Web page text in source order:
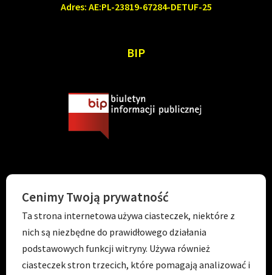
Adres: AE:PL-23819-67284-DETUF-25
BIP
Tel. 71 798 67 99
E-mail:sekretariat.p056@wroclawskaedukacja.pl
Godziny otwarcia:
Cenimy Twoją prywatność
Ta strona internetowa używa ciasteczek, niektóre z
nich są niezbędne do prawidłowego działania
podstawowych funkcji witryny. Używa również
ciasteczek stron trzecich, które pomagają analizować i